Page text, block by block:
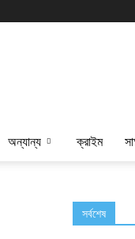
অন্যান্য ক্রাইম
সর্বশেষ